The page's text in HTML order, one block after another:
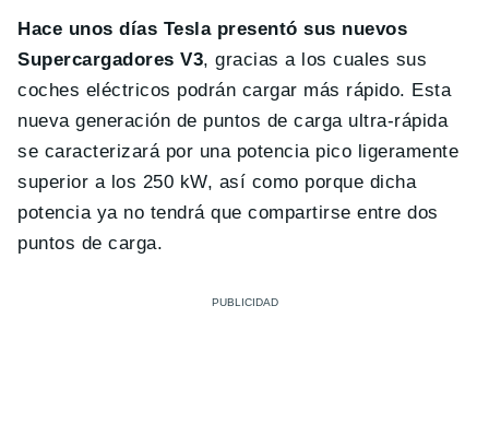
Hace unos días Tesla presentó sus nuevos
Supercargadores V3, gracias a los cuales sus
coches eléctricos podrán cargar más rápido. Esta
nueva generación de puntos de carga ultra-rápida
se caracterizará por una potencia pico ligeramente
superior a los 250 kW, así como porque dicha
potencia ya no tendrá que compartirse entre dos
puntos de carga.